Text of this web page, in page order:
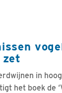
zet
in
het boek de